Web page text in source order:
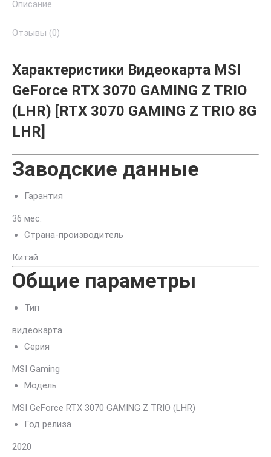
Gaming
Trio
Описание
Отзывы (0)
Характеристики Видеокарта MSI
GeForce RTX 3070 GAMING Z TRIO
(LHR) [RTX 3070 GAMING Z TRIO 8G
LHR]
Заводские данные
Гарантия
36 мес.
Страна-производитель
Китай
Общие параметры
Тип
видеокарта
Серия
MSI Gaming
Модель
MSI GeForce RTX 3070 GAMING Z TRIO (LHR)
Год релиза
2020